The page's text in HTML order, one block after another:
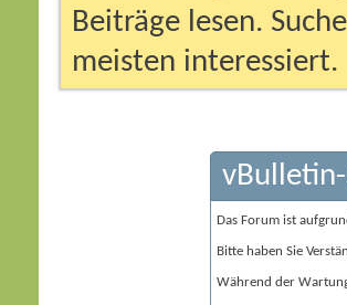
Beiträge lesen.
meisten interessiert.
Das Forum ist
Bitte haben Sie
Während der